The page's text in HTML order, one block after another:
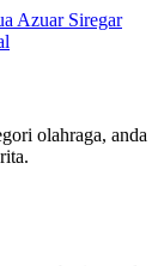
Azuar Siregar
olahraga, anda